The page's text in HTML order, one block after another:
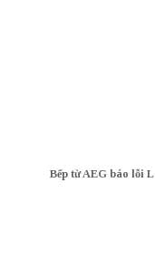
Bếp từ AEG báo lỗi L